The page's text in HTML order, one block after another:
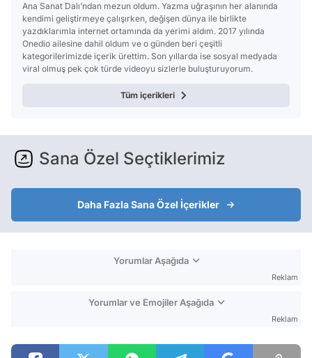
Ana Sanat Dalı’ndan mezun oldum. Yazma uğraşının her alanında
kendimi geliştirmeye çalışırken, değişen dünya ile birlikte
yazdıklarımla internet ortamında da yerimi aldım. 2017 yılında
Onedio ailesine dahil oldum ve o günden beri çeşitli
kategorilerimizde içerik ürettim. Son yıllarda ise sosyal medyada
viral olmuş pek çok türde videoyu sizlerle buluşturuyorum.
Tüm içerikleri
Sana Özel Seçtiklerimiz
Daha Fazla Sana Özel İçerikler
Yorumlar Aşağıda
Reklam
Yorumlar ve Emojiler Aşağıda
Reklam